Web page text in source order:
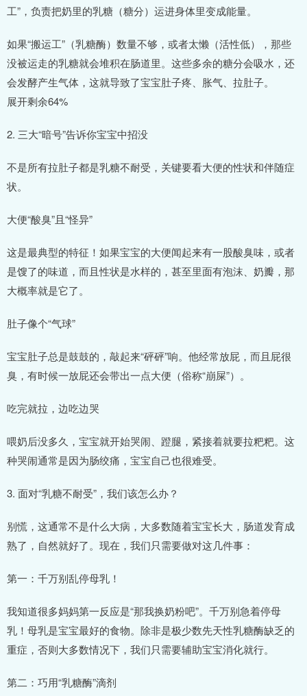
工”，负责把奶里的乳糖（糖分）运进身体里变成能量。
如果“搬运工”（乳糖酶）数量不够，或者太懒（活性低），那些
没被运走的乳糖就会堆积在肠道里。这些多余的糖分会吸水，还
会发酵产生气体，这就导致了宝宝肚子疼、胀气、拉肚子。
展开剩余64%
2. 三大“暗号”告诉你宝宝中招没
不是所有拉肚子都是乳糖不耐受，关键要看大便的性状和伴随症
状。
大便“酸臭”且“怪异”
这是最典型的特征！如果宝宝的大便闻起来有一股酸臭味，或者
是馊了的味道，而且性状是水样的，甚至里面有泡沫、奶瓣，那
大概率就是它了。
肚子像个“气球”
宝宝肚子总是鼓鼓的，敲起来“砰砰”响。他经常放屁，而且屁很
臭，有时候一放屁还会带出一点大便（俗称“崩屎”）。
吃完就拉，边吃边哭
喂奶后没多久，宝宝就开始哭闹、蹬腿，紧接着就要拉粑粑。这
种哭闹通常是因为肠绞痛，宝宝自己也很难受。
3. 面对“乳糖不耐受”，我们该怎么办？
别慌，这通常不是什么大病，大多数随着宝宝长大，肠道发育成
熟了，自然就好了。现在，我们只需要做对这几件事：
第一：千万别乱停母乳！
我知道很多妈妈第一反应是“那我换奶粉吧”。千万别急着停母
乳！母乳是宝宝最好的食物。除非是极少数先天性乳糖酶缺乏的
重症，否则大多数情况下，我们只需要辅助宝宝消化就行。
第二：巧用“乳糖酶”滴剂